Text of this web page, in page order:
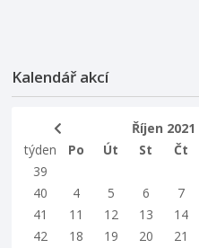
Kalendář akcí
Říjen 2021
týden
Po Út St Čt
39
40
4 5 6 7
41
11 12 13 14
42
18 19 20 21